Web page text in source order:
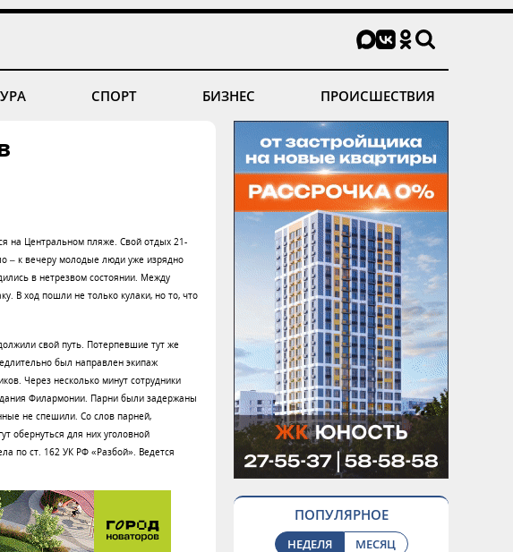
СПОРТ БИЗНЕС ПРОИСШЕСТВИЯ
на Центральном пляже. Свой отдых 21-
– к вечеру молодые люди уже изрядно
в нетрезвом состоянии. Между
В ход пошли не только кулаки, но то, что
свой путь. Потерпевшие тут же
был направлен экипаж
Через несколько минут сотрудники
Филармонии. Парни были задержаны
не спешили. Со слов парней,
обернуться для них уголовной
по ст. 162 УК РФ «Разбой». Ведется
ПОПУЛЯРНОЕ
НЕДЕЛЯ МЕСЯЦ